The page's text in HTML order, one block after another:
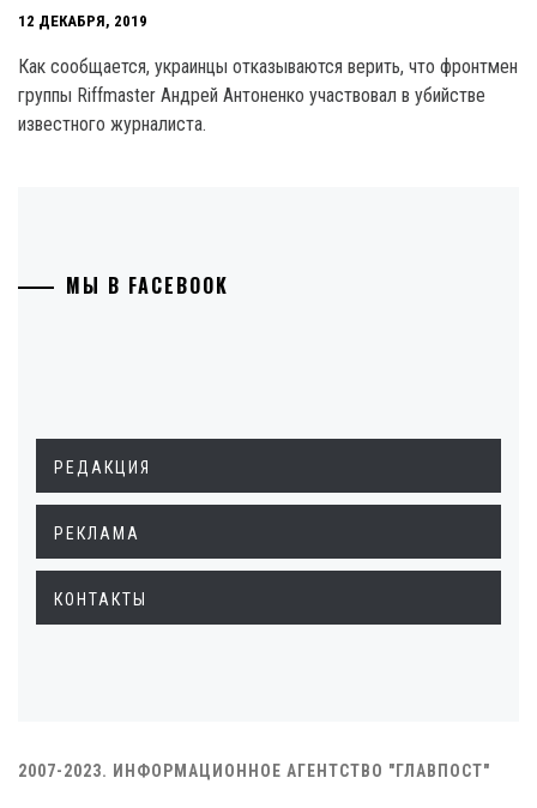
12 ДЕКАБРЯ, 2019
Как сообщается, украинцы отказываются верить, что фронтмен
группы Riffmaster Андрей Антоненко участвовал в убийстве
известного журналиста.
МЫ В FACEBOOK
РЕДАКЦИЯ
РЕКЛАМА
КОНТАКТЫ
2007-2023. ИНФОРМАЦИОННОЕ АГЕНТСТВО "ГЛАВПОСТ"